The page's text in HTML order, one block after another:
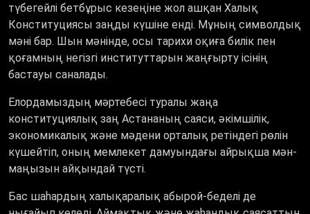
түбегейлі бетбұрыс кезеңіне жол ашқан Халық
Конституциясы заңды күшіне енді. Мұның символдық
мәні бар. Шын мәнінде, осы тарихи оқиға билік пен
қоғамның негізгі институттарын жаңғырту ісінің
бастауы саналады.
Елордамыздың мәртебесі туралы жаңа
конституциялық заң Астананың саяси, әкімшілік,
экономикалық және мәдени орталық ретіндегі рөлін
күшейтіп, оның мемлекет дамуындағы айрықша мән-
маңызын айқындай түсті.
Бас шаһардың халықаралық абырой-беделі де